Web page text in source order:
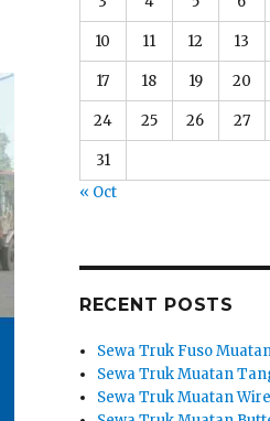
10 11 12 13
17 18 19 20
24 25 26 27
31
« Oct
RECENT POSTS
Sewa Truk Fuso
Sewa Truk Muatan
Sewa Truk Muatan